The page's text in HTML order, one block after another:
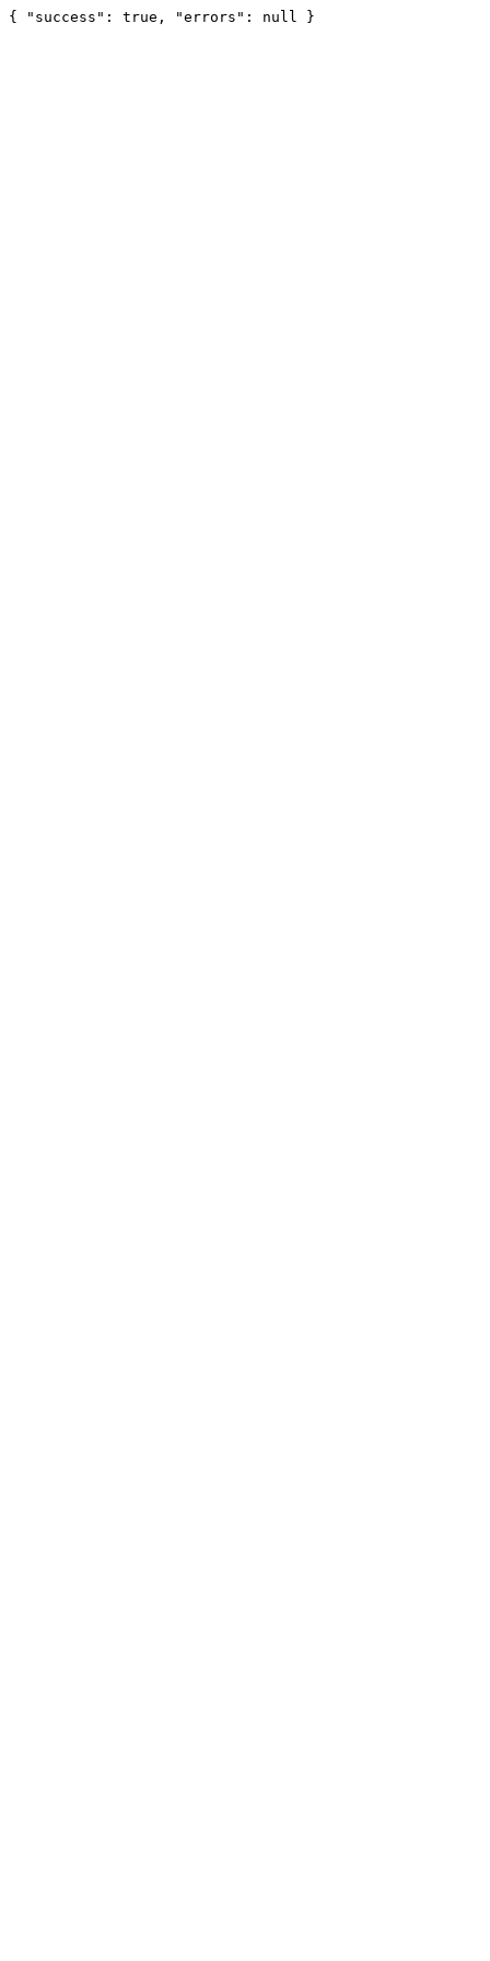
{ "success": true, "errors": null }